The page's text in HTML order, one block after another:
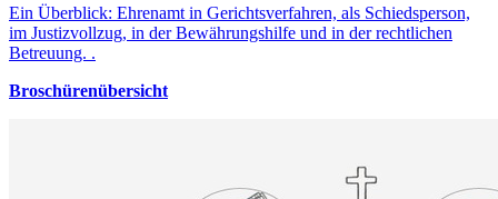
Ein Überblick: Ehrenamt in Gerichtsverfahren, als Schiedsperson,
im Justizvollzug, in der Bewährungshilfe und in der rechtlichen
Betreuung. .
Broschürenübersicht